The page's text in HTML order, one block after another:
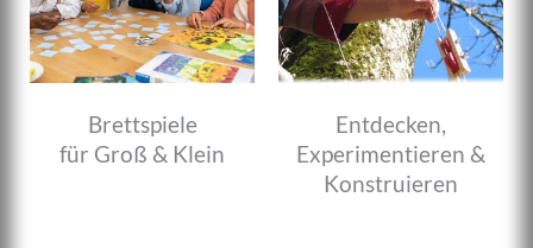
Brettspiele
für Groß & Klein
Entdecken,
Experimentieren &
Konstruieren